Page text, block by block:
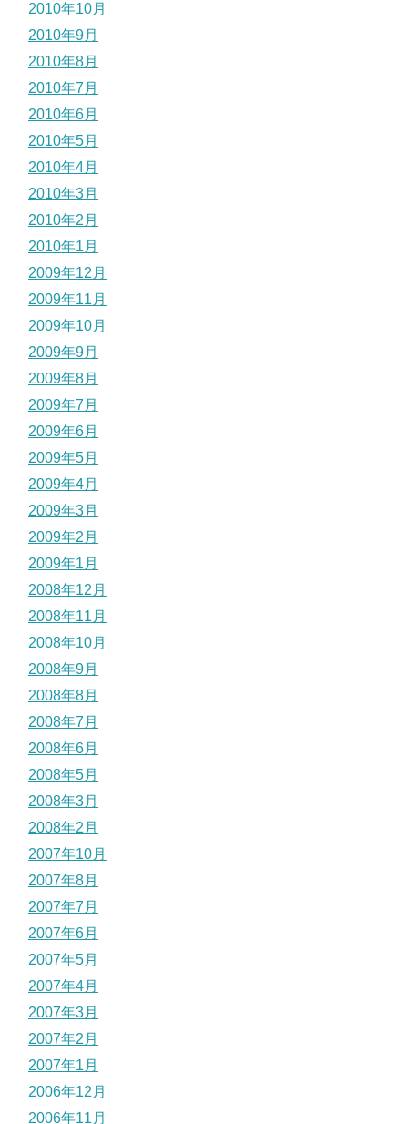
2010年10月
2010年9月
2010年8月
2010年7月
2010年6月
2010年5月
2010年4月
2010年3月
2010年2月
2010年1月
2009年12月
2009年11月
2009年10月
2009年9月
2009年8月
2009年7月
2009年6月
2009年5月
2009年4月
2009年3月
2009年2月
2009年1月
2008年12月
2008年11月
2008年10月
2008年9月
2008年8月
2008年7月
2008年6月
2008年5月
2008年3月
2008年2月
2007年10月
2007年8月
2007年7月
2007年6月
2007年5月
2007年4月
2007年3月
2007年2月
2007年1月
2006年12月
2006年11月